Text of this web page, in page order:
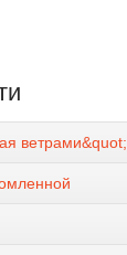
ветрами&quot;